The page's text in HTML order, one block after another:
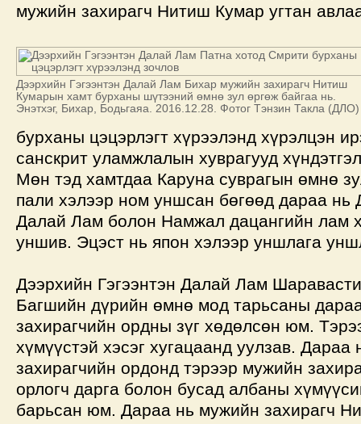
мужийн захирагч Нитиш Кумар угтан
Дээрхийн Гэгээнтэн Далай Лам Бихар мужийн захирагч Нитиш
Кумарын хамт бурханы шүтээний өмнө зул өргөж байгаа нь.
Энэтхэг, Бихар, Бодьгаяа. 2016.12.28. Фотог Тэнзин Такла (ДЛО)
бурханы цэцэрлэгт хүрээлэнд хүрэлцэн
санскрит уламжлалын хуврагууд
Мөн тэд хамтдаа Каруна суврагын өмнө
пали хэлээр ном уншсан бөгөөд дараа нь
Далай Лам болон Намжал дацангийн лам
уншив. Эцэст нь япон хэлээр уншлага
Дээрхийн Гэгээнтэн Далай Лам
Багшийн дүрийн өмнө мод тарьсаны
захирагчийн ордны зүг хөдөлсөн юм.
хүмүүстэй хэсэг хугацаанд уулзав. Дараа
захирагчийн ордонд тэрээр мужийн
орлогч дарга болон бусад албаны
барьсан юм. Дараа нь мужийн захирагч